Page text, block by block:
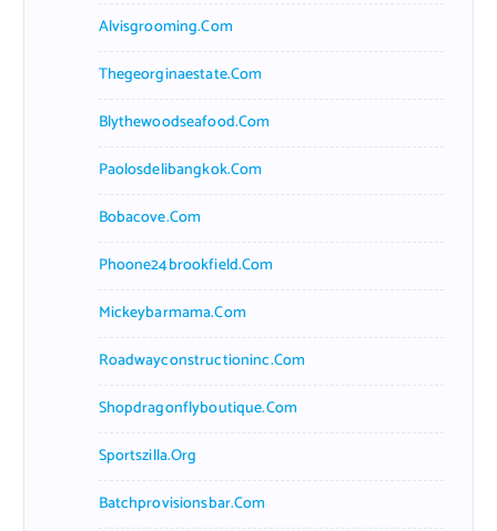
Alvisgrooming.com
Thegeorginaestate.com
Blythewoodseafood.com
Paolosdelibangkok.com
Bobacove.com
Phoone24brookfield.com
Mickeybarmama.com
Roadwayconstructioninc.com
Shopdragonflyboutique.com
Sportszilla.org
Batchprovisionsbar.com